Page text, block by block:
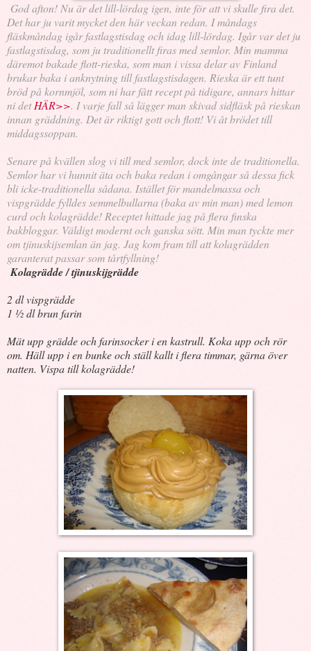
God afton! Nu är det lill-lördag igen, inte för att vi skulle fira det.
Det har ju varit mycket den här veckan redan. I måndags
fläskmåndag igår fastlagstisdag och idag lill-lördag. Igår var det ju
fastlagstisdag, som ju traditionellt firas med semlor. Min mamma
däremot bakade flott-rieska, som man i vissa delar av Finland
brukar baka i anknytning till fastlagstisdagen. Rieska är ett tunt
bröd på kornmjöl, som ni har fått recept på tidigare, annars hittar
ni detHÄR>>. I varje fall så lägger man skivad sidfläsk på rieskan
innan gräddning. Det är riktigt gott och flott! Vi åt brödet till
middagssoppan.
Senare på kvällen slog vi till med semlor, dock inte de traditionella.
Semlor har vi hunnit äta och baka redan i omgångar så dessa fick
bli icke-traditionella sådana. Istället för mandelmassa och
vispgrädde fylldes semmelbullarna (baka av min man) med lemon
curd och kolagrädde! Receptet hittade jag på flera finska
bakbloggar. Väldigt modernt och ganska sött. Min man tyckte mer
om tjinuskijsemlan än jag. Jag kom fram till att kolagrädden
garanterat passar som tårtfyllning!
Kolagrädde / tjinuskijgrädde
2 dl vispgrädde
1 ½ dl brun farin
Mät upp grädde och farinsocker i en kastrull. Koka upp och rör
om. Häll upp i en bunke och ställ kallt i flera timmar, gärna över
natten. Vispa till kolagrädde!